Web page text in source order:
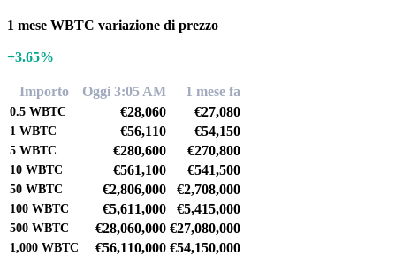
1 mese WBTC variazione di prezzo
+3.65%
Importo Oggi 3:05 AM 1 mese fa
0.5 WBTC €28,060 €27,080
1 WBTC €56,110 €54,150
5 WBTC €280,600 €270,800
10 WBTC €561,100 €541,500
50 WBTC €2,806,000 €2,708,000
100 WBTC €5,611,000 €5,415,000
500 WBTC €28,060,000 €27,080,000
1,000 WBTC €56,110,000 €54,150,000